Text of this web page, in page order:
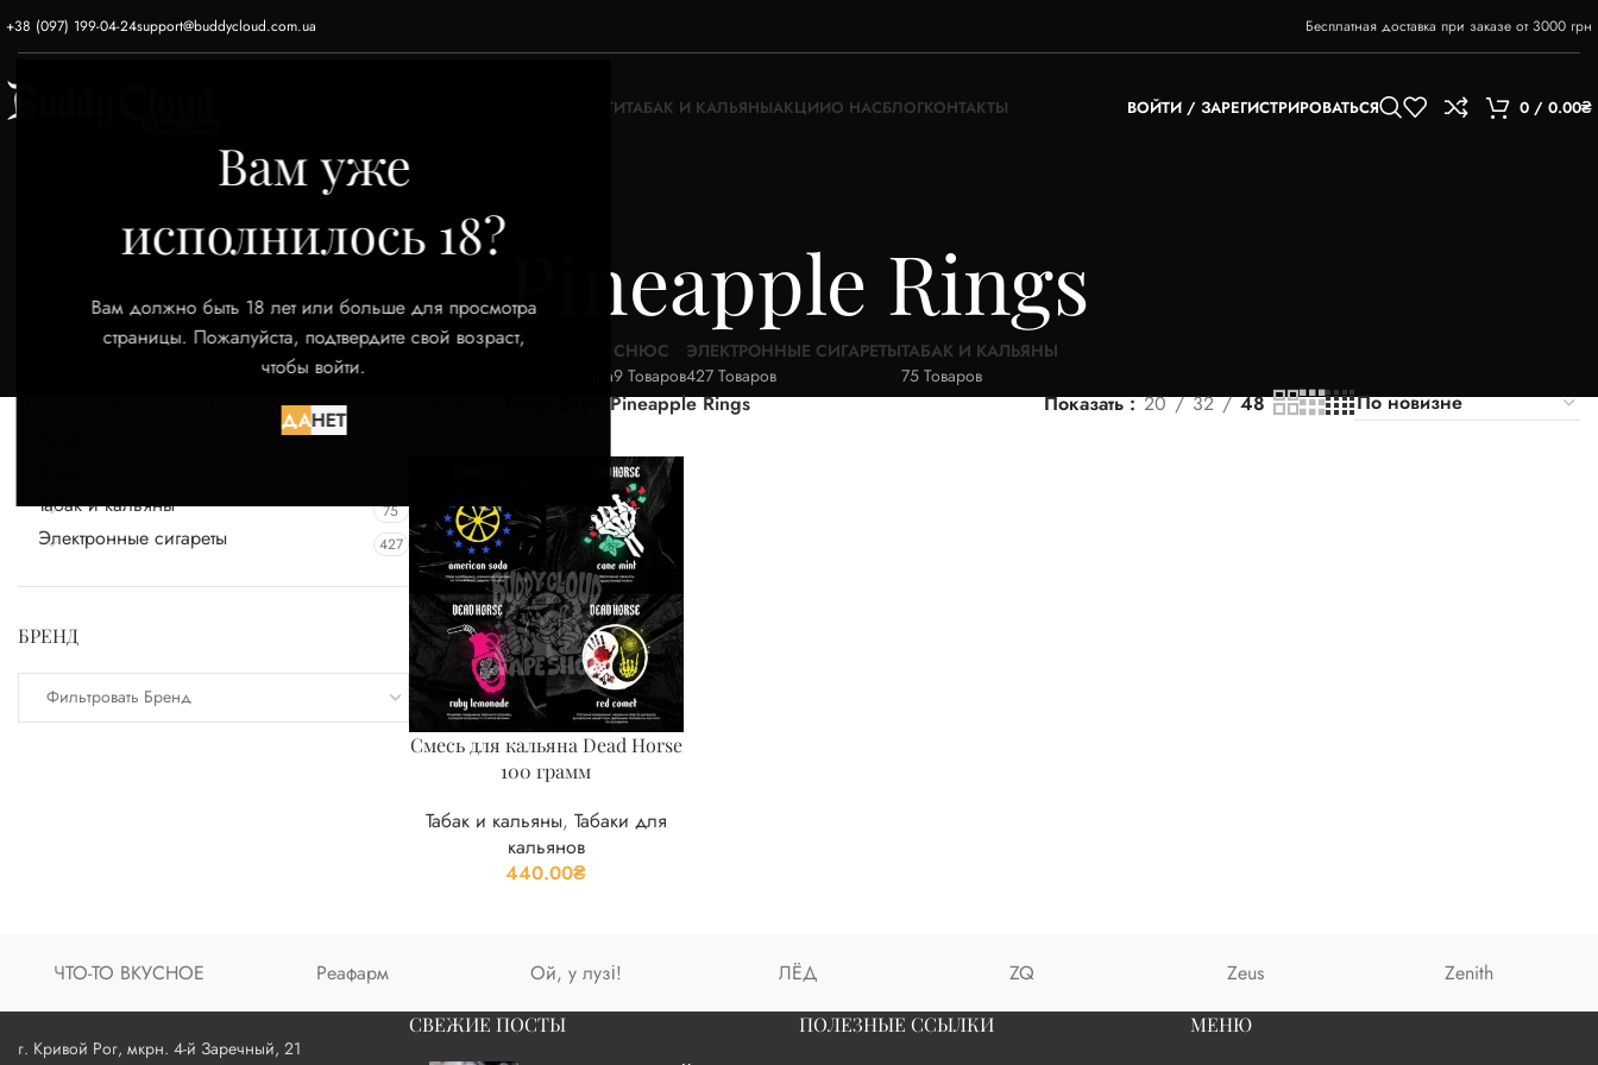
Вам уже
исполнилось 18?
Вам должно быть 18 лет или больше для просмотра
страницы. Пожалуйста, подтвердите свой возраст,
чтобы войти.
ДАНЕТ
+38 (097) 199-04-24support@buddycloud.com.ua Бесплатная доставка при заказе от 3000 грн
ЖИДКОСТИТАБАК И КАЛЬЯНЫАКЦИИО НАСБЛОГКОНТАКТЫ ВОЙТИ / ЗАРЕГИСТРИРОВАТЬСЯ 0 / 0.00₴
Pineapple Rings
52 Товара
СНЮС
9 Товаров
ЭЛЕКТРОННЫЕ СИГАРЕТЫ
427 Товаров
ТАБАК И КАЛЬЯНЫ
75 Товаров
Табак и кальяны 75
Электронные сигареты 427
БРЕНД
Фильтровать Бренд
Pineapple Rings Показать 20 32 48
Смесь для кальяна Dead Horse
100 грамм
Табак и кальяны, Табаки для
кальянов
440.00₴
ЧТО-ТО ВКУСНОЕ Реафарм Ой, у лузі! ЛЁД ZQ Zeus Zenith
г. Кривой Рог, мкрн. 4-й Заречный, 21
СВЕЖИЕ ПОСТЫ
ПОЛЕЗНЫЕ ССЫЛКИ МЕНЮ